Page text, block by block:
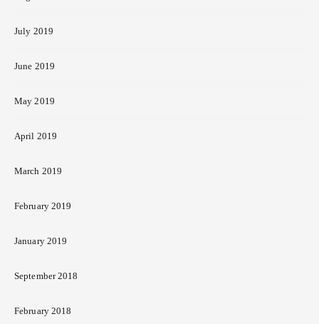
July 2019
June 2019
May 2019
April 2019
March 2019
February 2019
January 2019
September 2018
February 2018